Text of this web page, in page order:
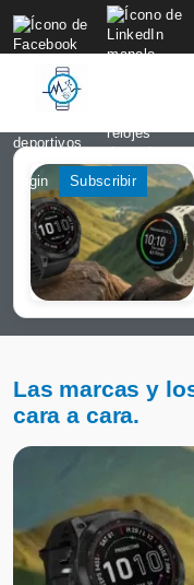
to
content
Login Subscribir
Las marcas y
cara a cara.